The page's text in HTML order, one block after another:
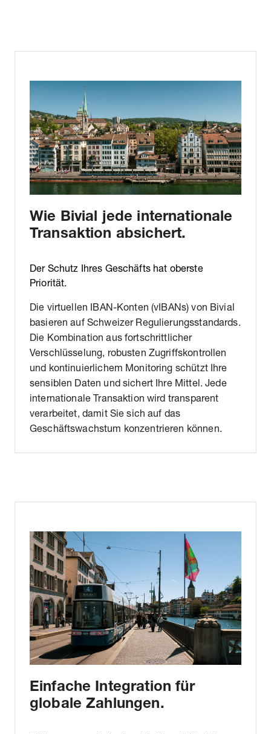
Wie Bivial jede internationale
Transaktion absichert.
Der Schutz Ihres Geschäfts hat oberste
Priorität.
Die virtuellen IBAN-Konten (vIBANs) von Bivial
basieren auf Schweizer Regulierungsstandards.
Die Kombination aus fortschrittlicher
Verschlüsselung, robusten Zugriffskontrollen
und kontinuierlichem Monitoring schützt Ihre
sensiblen Daten und sichert Ihre Mittel. Jede
internationale Transaktion wird transparent
verarbeitet, damit Sie sich auf das
Geschäftswachstum konzentrieren können.
Einfache Integration für
globale Zahlungen.